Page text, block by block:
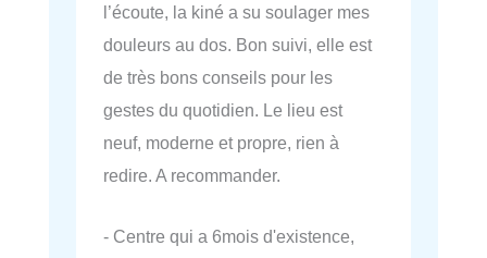
l’écoute, la kiné a su soulager mes
douleurs au dos. Bon suivi, elle est
de très bons conseils pour les
gestes du quotidien. Le lieu est
neuf, moderne et propre, rien à
redire. A recommander.
- Centre qui a 6mois d'existence,